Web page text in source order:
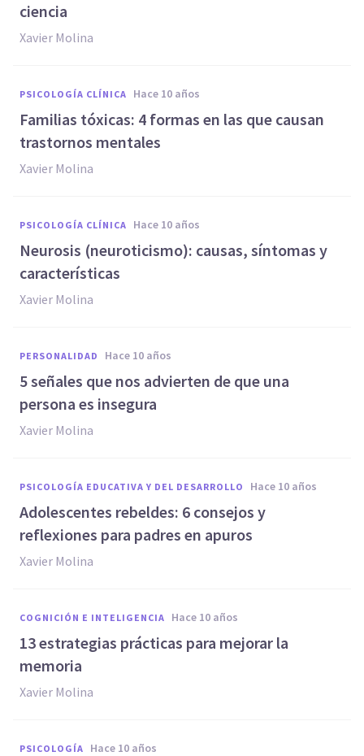
ciencia
Xavier Molina
PSICOLOGÍA CLÍNICA hace 10 años
Familias tóxicas: 4 formas en las que causan
trastornos mentales
Xavier Molina
PSICOLOGÍA CLÍNICA hace 10 años
Neurosis (neuroticismo): causas, síntomas y
características
Xavier Molina
PERSONALIDAD hace 10 años
​5 señales que nos advierten de que una
persona es insegura
Xavier Molina
PSICOLOGÍA EDUCATIVA Y DEL DESARROLLO hace 10 años
Adolescentes rebeldes: 6 consejos y
reflexiones para padres en apuros
Xavier Molina
COGNICIÓN E INTELIGENCIA hace 10 años
13 estrategias prácticas para mejorar la
memoria
Xavier Molina
PSICOLOGÍA hace 10 años